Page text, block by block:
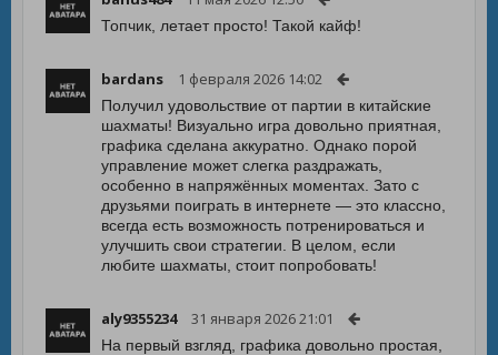
Топчик, летает просто! Такой кайф!
bardans 1 февраля 2026 14:02
Получил удовольствие от партии в китайские
шахматы! Визуально игра довольно приятная,
графика сделана аккуратно. Однако порой
управление может слегка раздражать,
особенно в напряжённых моментах. Зато с
друзьями поиграть в интернете — это классно,
всегда есть возможность потренироваться и
улучшить свои стратегии. В целом, если
любите шахматы, стоит попробовать!
aly9355234 31 января 2026 21:01
На первый взгляд, графика довольно простая,